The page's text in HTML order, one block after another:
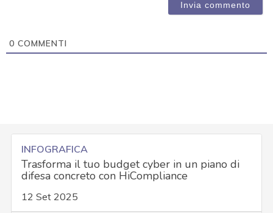
0 COMMENTI
INFOGRAFICA
Trasforma il tuo budget cyber in un piano di
difesa concreto con HiCompliance
12 Set 2025